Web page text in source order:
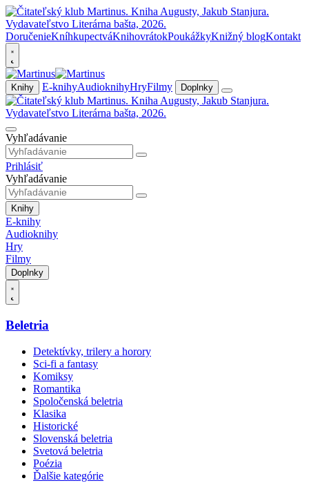
DoručenieKníhkupectváKnihovrátokPoukážkyKnižný blogKontakt
Knihy E-knihyAudioknihyHryFilmy Doplnky
Vyhľadávanie
Prihlásiť
Vyhľadávanie
Knihy
E-knihy
Audioknihy
Hry
Filmy
Doplnky
Beletria
Detektívky, trilery a horory
Sci-fi a fantasy
Komiksy
Romantika
Spoločenská beletria
Klasika
Historické
Slovenská beletria
Svetová beletria
Poézia
Ďalšie kategórie